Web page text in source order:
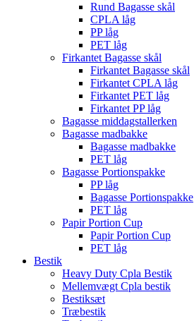
Rund Bagasse skål
CPLA låg
PP låg
PET låg
Firkantet Bagasse skål
Firkantet Bagasse skål
Firkantet CPLA låg
Firkantet PET låg
Firkantet PP låg
Bagasse middagstallerken
Bagasse madbakke
Bagasse madbakke
PET låg
Bagasse Portionspakke
PP låg
Bagasse Portionspakke
PET låg
Papir Portion Cup
Papir Portion Cup
PET låg
Bestik
Heavy Duty Cpla Bestik
Mellemvægt Cpla bestik
Bestiksæt
Træbestik